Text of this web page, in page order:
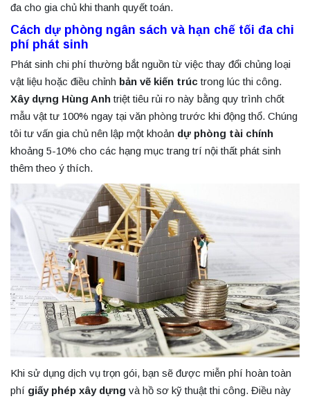
đa cho gia chủ khi thanh quyết toán.
Cách dự phòng ngân sách và hạn chế tối đa chi
phí phát sinh
Phát sinh chi phí thường bắt nguồn từ việc thay đổi chủng loại
vật liệu hoặc điều chỉnh bản vẽ kiến trúctrong lúc thi công.
Xây dựng Hùng Anhtriệt tiêu rủi ro này bằng quy trình chốt
mẫu vật tư 100% ngay tại văn phòng trước khi động thổ. Chúng
tôi tư vấn gia chủ nên lập một khoản dự phòng tài chính
khoảng 5-10% cho các hạng mục trang trí nội thất phát sinh
thêm theo ý thích.
Khi sử dụng dịch vụ trọn gói, bạn sẽ được miễn phí hoàn toàn
phí giấy phép xây dựng và hồ sơ kỹ thuật thi công. Điều này